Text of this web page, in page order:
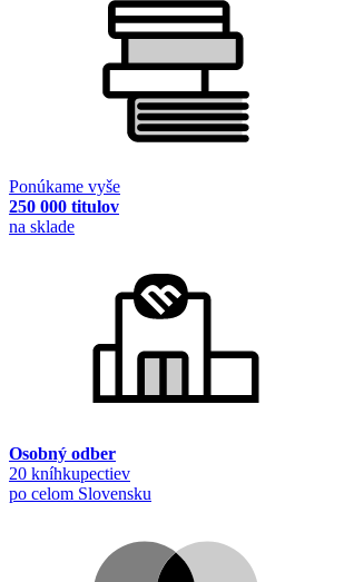
Ponúkame vyše
250 000 titulov
na sklade
Osobný odber
20 kníhkupectiev
po celom Slovensku